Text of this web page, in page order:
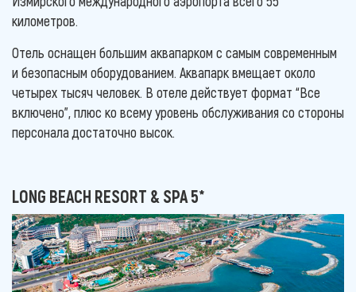
километров.
Отель оснащен большим аквапарком с самым современным
и безопасным оборудованием. Аквапарк вмещает около
четырех тысяч человек. В отеле действует формат “Все
включено”, плюс ко всему уровень обслуживания со стороны
персонала достаточно высок.
LONG BEACH RESORT & SPA 5*